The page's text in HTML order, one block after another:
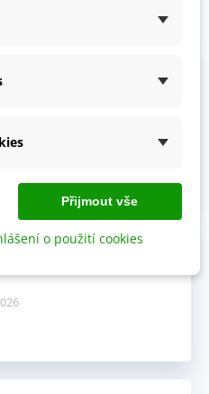
našich zákazníků.
rychle a v pořádku,
Přijmout vše
o použití cookies